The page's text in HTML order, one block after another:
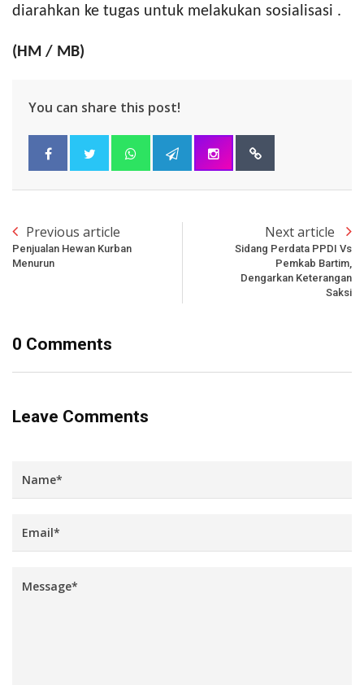
diarahkan ke tugas untuk melakukan sosialisasi .
(HM / MB)
You can share this post!
Previous article
Penjualan Hewan Kurban
Menurun
Next article
Sidang Perdata PPDI Vs
Pemkab Bartim,
Dengarkan Keterangan
Saksi
0 Comments
Leave Comments